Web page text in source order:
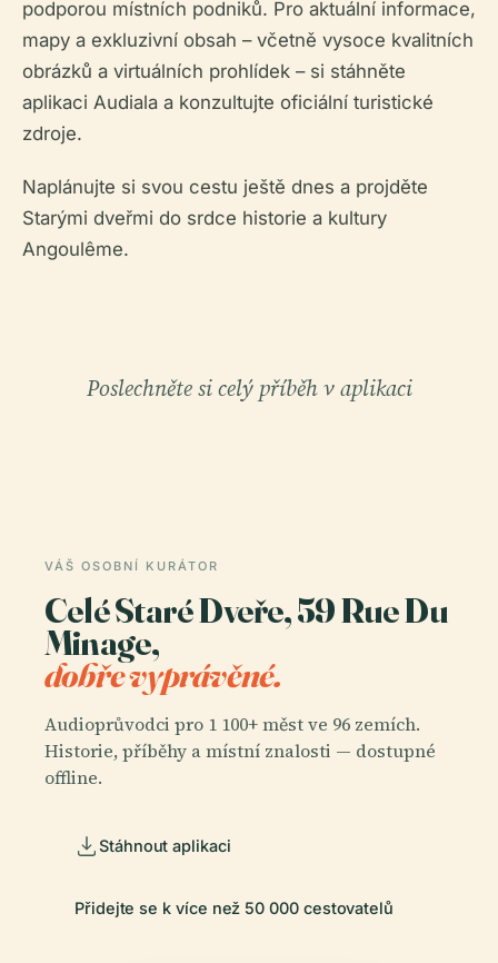
podporou místních podniků. Pro aktuální informace,
mapy a exkluzivní obsah – včetně vysoce kvalitních
obrázků a virtuálních prohlídek – si stáhněte
aplikaci Audiala a konzultujte oficiální turistické
zdroje.
Naplánujte si svou cestu ještě dnes a projděte
Starými dveřmi do srdce historie a kultury
Angoulême.
Poslechněte si celý příběh v aplikaci
VÁŠ OSOBNÍ KURÁTOR
Celé Staré Dveře, 59 Rue Du
Minage,
dobře vyprávěné.
Audioprůvodci pro 1 100+ měst ve 96 zemích.
Historie, příběhy a místní znalosti — dostupné
offline.
Stáhnout aplikaci
Přidejte se k více než 50 000 cestovatelů